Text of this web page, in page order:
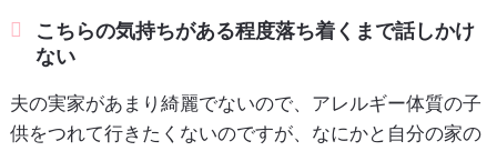
こちらの気持ちがある程度落ち着くまで話しかけ
ない
夫の実家があまり綺麗でないので、アレルギー体質の子
供をつれて行きたくないのですが、なにかと自分の家の